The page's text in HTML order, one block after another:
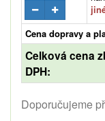
Cena dopravy a
Celková cena
DPH:
Doporučujeme